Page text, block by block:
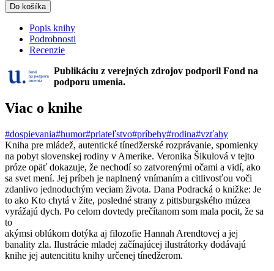
Do košíka
Popis knihy
Podrobnosti
Recenzie
Publikáciu z verejných zdrojov podporil Fond na
podporu umenia.
Viac o knihe
#dospievania#humor#priateľstvo#príbehy#rodina#vzťahy
Kniha pre mládež, autentické tínedžerské rozprávanie, spomienky
na pobyt slovenskej rodiny v Amerike. Veronika Šikulová v tejto
próze opäť dokazuje, že nechodí so zatvorenými očami a vidí, ako
sa svet mení. Jej príbeh je naplnený vnímaním a citlivosťou voči
zdanlivo jednoduchým veciam života. Dana Podracká o knižke: Je
to ako Kto chytá v žite, posledné strany z pittsburgského múzea
vyrážajú dych. Po celom dovtedy prečítanom som mala pocit, že sa
to
akýmsi oblúkom dotýka aj filozofie Hannah Arendtovej a jej
banality zla. Ilustrácie mladej začínajúcej ilustrátorky dodávajú
knihe jej autencititu knihy určenej tínedžerom.